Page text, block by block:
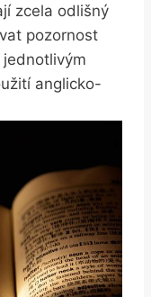
zcela odlišný
pozornost
anglicko-